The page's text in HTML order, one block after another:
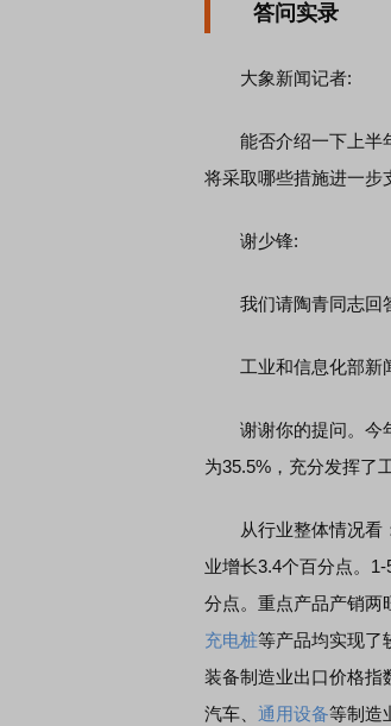
答问实录
大象新闻记者:
能否介绍一下上半年
将采取哪些措施进一步
谢少锋:
我们请陶青同志回答
工业和信息化部新闻
谢谢你的提问。今年
为35.5%，充分发挥了
从行业整体情况看：
业增长3.4个百分点。
分点。重点产品产销两
充电桩等产品均实现了
装备制造业出口价格指
汽车、 通用设备等制造